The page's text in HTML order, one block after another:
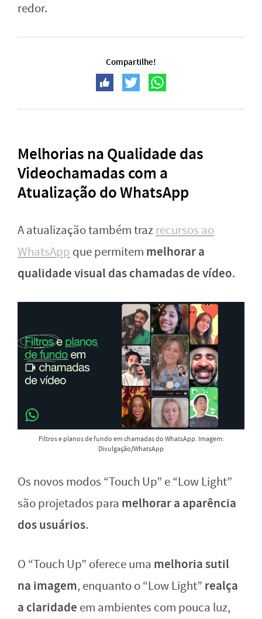
redor.
Compartilhe!
Melhorias na Qualidade das
Videochamadas com a
Atualização do WhatsApp
A atualização também traz recursos ao
WhatsApp que permitem melhorar a
qualidade visual das chamadas de vídeo.
Filtros e planos de fundo em chamadas do WhatsApp. Imagem:
Divulgação/WhatsApp
Os novos modos “Touch Up” e “Low Light”
são projetados para melhorar a aparência
dos usuários.
O “Touch Up” oferece uma melhoria sutil
na imagem, enquanto o “Low Light” realça
a claridade em ambientes com pouca luz,